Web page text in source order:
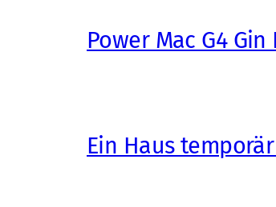
Power Mac G4 Gin
Ein Haus